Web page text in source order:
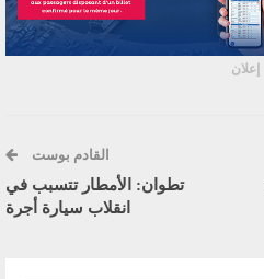
إعلان
القادم بوست
تطوان: الأمطار تتسبب في
انقلاب سيارة أجرة